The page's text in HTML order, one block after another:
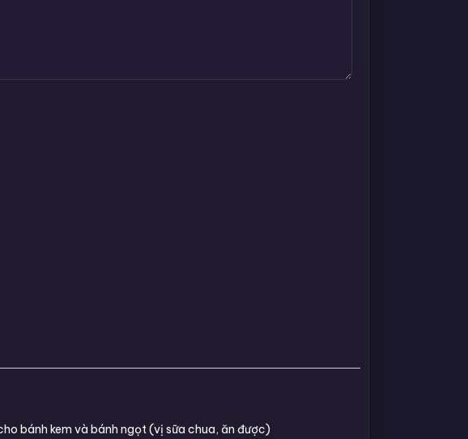
bánh kem và bánh ngọt (vị sữa chua, ăn được)